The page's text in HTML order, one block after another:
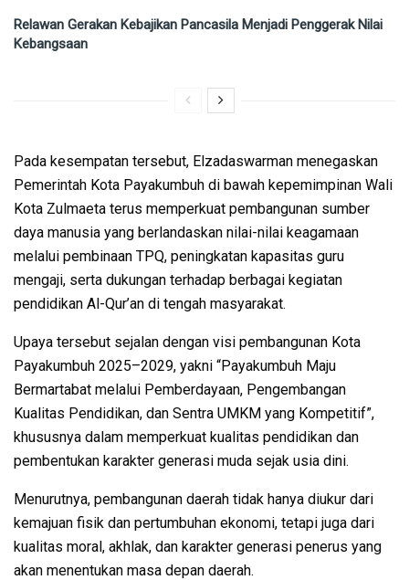
Relawan Gerakan Kebajikan Pancasila Menjadi Penggerak Nilai
Kebangsaan
Pada kesempatan tersebut, Elzadaswarman menegaskan
Pemerintah Kota Payakumbuh di bawah kepemimpinan Wali
Kota Zulmaeta terus memperkuat pembangunan sumber
daya manusia yang berlandaskan nilai-nilai keagamaan
melalui pembinaan TPQ, peningkatan kapasitas guru
mengaji, serta dukungan terhadap berbagai kegiatan
pendidikan Al-Qur’an di tengah masyarakat.
Upaya tersebut sejalan dengan visi pembangunan Kota
Payakumbuh 2025–2029, yakni “Payakumbuh Maju
Bermartabat melalui Pemberdayaan, Pengembangan
Kualitas Pendidikan, dan Sentra UMKM yang Kompetitif”,
khususnya dalam memperkuat kualitas pendidikan dan
pembentukan karakter generasi muda sejak usia dini.
Menurutnya, pembangunan daerah tidak hanya diukur dari
kemajuan fisik dan pertumbuhan ekonomi, tetapi juga dari
kualitas moral, akhlak, dan karakter generasi penerus yang
akan menentukan masa depan daerah.